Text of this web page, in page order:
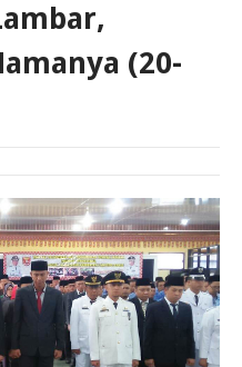
(20-